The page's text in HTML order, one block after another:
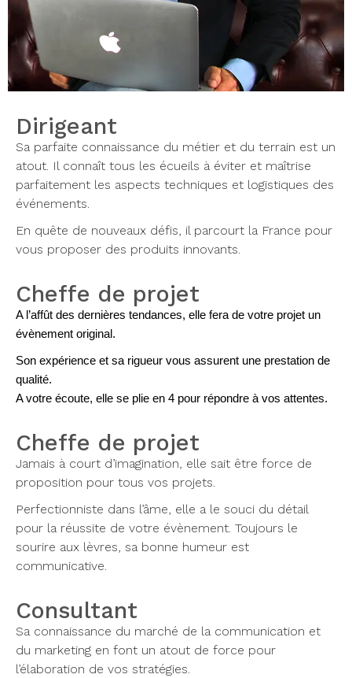
Dirigeant
Sa parfaite connaissance du métier et du terrain est un
atout. Il connaît tous les écueils à éviter et maîtrise
parfaitement les aspects techniques et logistiques des
événements.
En quête de nouveaux défis, il parcourt la France pour
vous proposer des produits innovants.
Cheffe de projet
A l’affût des dernières tendances, elle fera de votre projet un
évènement original.
Son expérience et sa rigueur vous assurent une prestation de
qualité.
A votre écoute, elle se plie en 4 pour répondre à vos attentes.
Cheffe de projet
Jamais à court d’imagination, elle sait être force de
proposition pour tous vos projets.
Perfectionniste dans l’âme, elle a le souci du détail
pour la réussite de votre évènement. Toujours le
sourire aux lèvres, sa bonne humeur est
communicative.
Consultant
Sa connaissance du marché de la communication et
du marketing en font un atout de force pour
l’élaboration de vos stratégies.